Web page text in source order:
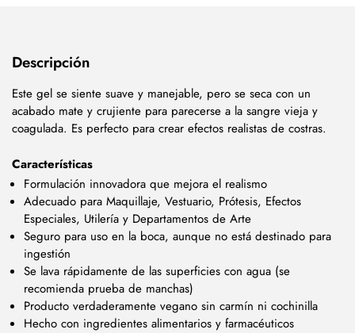
Descripción
Este gel se siente suave y manejable, pero se seca con un
acabado mate y crujiente para parecerse a la sangre vieja y
coagulada. Es perfecto para crear efectos realistas de costras.
Características
Formulación innovadora que mejora el realismo
Adecuado para Maquillaje, Vestuario, Prótesis, Efectos
Especiales, Utilería y Departamentos de Arte
Seguro para uso en la boca, aunque no está destinado para
ingestión
Se lava rápidamente de las superficies con agua (se
recomienda prueba de manchas)
Producto verdaderamente vegano sin carmín ni cochinilla
Hecho con ingredientes alimentarios y farmacéuticos